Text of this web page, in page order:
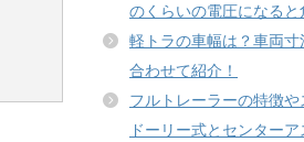
のくらいの電圧になると
軽トラの車幅は？車両
合わせて紹介！
フルトレーラーの特徴や
ドーリー式とセンター